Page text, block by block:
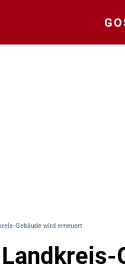
Gebäude wird erneuert